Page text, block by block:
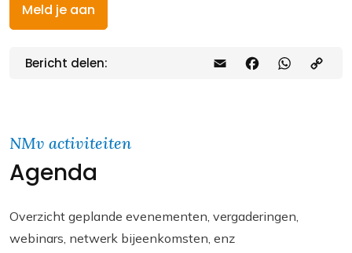
Meld je aan
Bericht delen:
o
p
NMv activiteiten
Agenda
Overzicht geplande evenementen, vergaderingen,
webinars, netwerk bijeenkomsten, enz